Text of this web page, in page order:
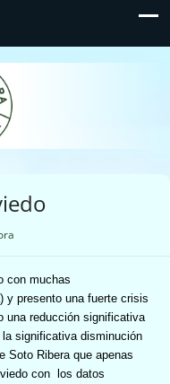
con muchas
y presento una fuerte crisis
una reducción significativa
significativa disminución
Soto Ribera que apenas
con los datos